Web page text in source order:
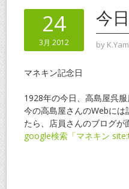
24
3月 2012
今
by
マネキン記念日
1928年の今日、高島屋呉
今の高島屋さんのWebに
たら、店員さんのブログが
google検索「マネキン